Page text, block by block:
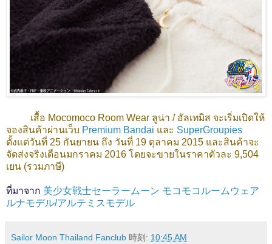
เสื้อ Mocomoco Room Wear ลูน่า / อัลเทมิส จะเริ่มเปิดให้
จองสินค้าผ่านเว็บ Premium Bandai และ SuperGroupies
ตั้งแต่วันที่ 25 กันยายน ถึง วันที่ 19 ตุลาคม 2015 และสินค้าจะ
จัดส่งจริงเดือนมกราคม 2016 โดยจะขายในราคาตัวละ 9,504
เยน (รวมภาษี)
ที่มาจาก 美少女戦士セーラームーン モコモコルームウェア
ルナモデル/アルテミスモデル
Sailor Moon Thailand Fanclub 時刻: 10:45 AM